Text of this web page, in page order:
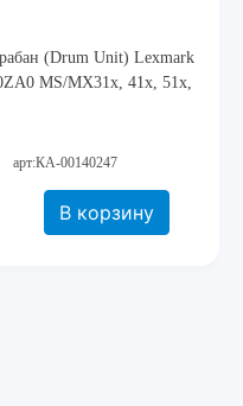
(Drum Unit) Lexmark
MS/MX31x, 41x, 51x,
арт:КА-00140247
В корзину